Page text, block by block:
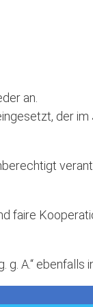
an.
der
faire
A.“ ebenfalls